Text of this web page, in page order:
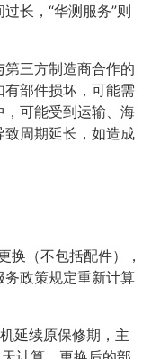
长，“华测服务”则
第三方制造商合作的
部件损坏，可能需
可能受到运输、海
周期延长，如造成
换（不包括配件），
政策规定重新计算
延续原保修期，主